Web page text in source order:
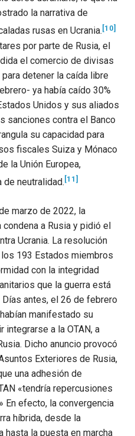
la narrativa de
rusas en Ucrania. [10]
por parte de Rusia, el
el comercio de divisas
detener la caída libre
ya había caído 30%
Unidos y sus aliados
sanciones contra el Banco
su capacidad para
fiscales Suiza y Mónaco
la Unión Europea,
neutralidad. [11]
marzo de 2022, la
a Rusia y pidió el
Ucrania. La resolución
193 Estados miembros
con la integridad
que la guerra está
antes, el 26 de febrero
manifestado su
a la OTAN, a
Dicho anuncio provocó
Exteriores de Rusia,
una adhesión de
«tendría repercusiones
efecto, la convergencia
híbrida, desde la
hasta la puesta en marcha